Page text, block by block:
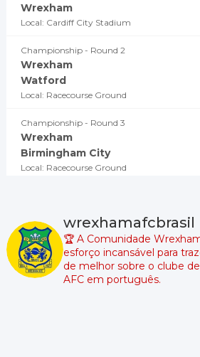
Wrexham
Local: Cardiff City Stadium
Championship - Round 2
Wrexham
Watford
Local: Racecourse Ground
Championship - Round 3
Wrexham
Birmingham City
Local: Racecourse Ground
Wrexham
Local: The Den
Championship - Round 5
Swansea City
wrexhamafcbrasil
🏆 A Comunidade
esforço incansável para
de melhor sobre o clube
AFC em português.